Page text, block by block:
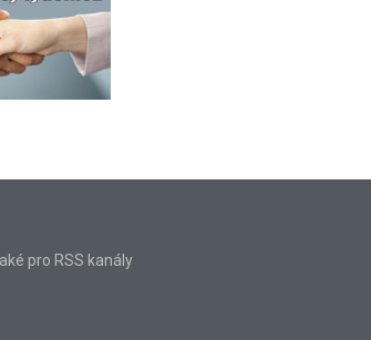
pro RSS kanály